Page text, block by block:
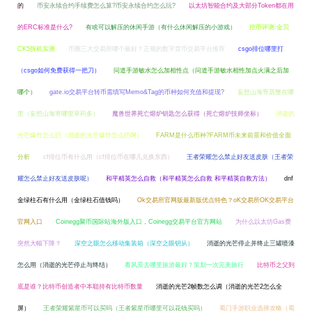
的 币安永续合约手续费怎么算?币安永续合约怎么玩? 以太坊智能合约及大部分Token都在用
的ERC标准是什么? 有啥可以解压的休闲手游（有什么休闲解压的小游戏） 挖币评测:金贝
CK5拆机实测 币圈三大交易所哪个最好？正规的数字货币交易平台推荐 csgo排位哪里打
（csgo如何免费获得一把刀） 问道手游敏水怎么加相性点（问道手游敏水相性加点火满之后加
哪个） gate.io交易平台转币需填写Memo&Tag的币种如何充值和提现? 妄想山海寄居蟹在哪
里（妄想山海寄哪里草药多） 魔兽世界死亡熔炉钥匙怎么获得（死亡熔炉技师坐标） 消逝的
光芒爆竹怎么扔（消逝的光芒爆竹怎么扔啊） FARM是什么币种?FARM币未来前景和价值全面
分析 cf排位币有什么用（cf排位币在哪儿兑换东西） 王者荣耀怎么禁止好友送皮肤（王者荣
耀怎么禁止好友送皮肤呢） 和平精英怎么自救（和平精英怎么自救 和平精英自救方法） dnf
金绿柱石有什么用（金绿柱石值钱吗） Ok交易所官网版最新版优点特色？oK交易所OK交易平台
官网入口 Coinegg聚币国际站海外版入口，Coinegg交易平台官方网站 为什么以太坊Gas费
突然大幅下降？ 深空之眼怎么移动集装箱（深空之眼钥从） 消逝的光芒停止并终止三罐喷漆
怎么用（消逝的光芒停止与终结） 看风景去哪里旅游最好？策划一次完美旅行 比特币之父到
底是谁？比特币创造者中本聪持有比特币数量 消逝的光芒2帧数怎么调（消逝的光芒2怎么全
屏） 王者荣耀紫星币可以买吗（王者紫星币哪里可以花钱买吗） 蜀门手游职业选择攻略（蜀